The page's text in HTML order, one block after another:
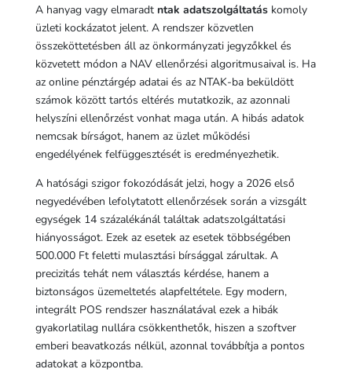
A hanyag vagy elmaradt ntak adatszolgáltatáskomoly
üzleti kockázatot jelent. A rendszer közvetlen
összeköttetésben áll az önkormányzati jegyzőkkel és
közvetett módon a NAV ellenőrzési algoritmusaival is. Ha
az online pénztárgép adatai és az NTAK-ba beküldött
számok között tartós eltérés mutatkozik, az azonnali
helyszíni ellenőrzést vonhat maga után. A hibás adatok
nemcsak bírságot, hanem az üzlet működési
engedélyének felfüggesztését is eredményezhetik.
A hatósági szigor fokozódását jelzi, hogy a 2026 első
negyedévében lefolytatott ellenőrzések során a vizsgált
egységek 14 százalékánál találtak adatszolgáltatási
hiányosságot. Ezek az esetek az esetek többségében
500.000 Ft feletti mulasztási bírsággal zárultak. A
precizitás tehát nem választás kérdése, hanem a
biztonságos üzemeltetés alapfeltétele. Egy modern,
integrált POS rendszer használatával ezek a hibák
gyakorlatilag nullára csökkenthetők, hiszen a szoftver
emberi beavatkozás nélkül, azonnal továbbítja a pontos
adatokat a központba.